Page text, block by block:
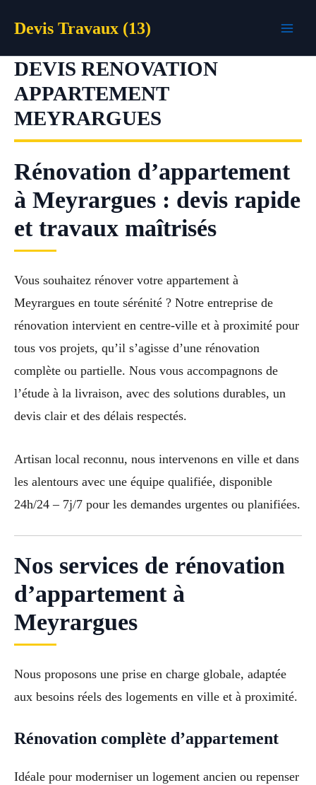
Devis Travaux (13)
DEVIS RENOVATION
APPARTEMENT
MEYRARGUES
Rénovation d’appartement
à Meyrargues : devis rapide
et travaux maîtrisés
Vous souhaitez rénover votre appartement à
Meyrargues en toute sérénité ? Notre entreprise de
rénovation intervient en centre-ville et à proximité pour
tous vos projets, qu’il s’agisse d’une rénovation
complète ou partielle. Nous vous accompagnons de
l’étude à la livraison, avec des solutions durables, un
devis clair et des délais respectés.
Artisan local reconnu, nous intervenons en ville et dans
les alentours avec une équipe qualifiée, disponible
24h/24 – 7j/7 pour les demandes urgentes ou planifiées.
Nos services de rénovation
d’appartement à
Meyrargues
Nous proposons une prise en charge globale, adaptée
aux besoins réels des logements en ville et à proximité.
Rénovation complète d’appartement
Idéale pour moderniser un logement ancien ou repenser